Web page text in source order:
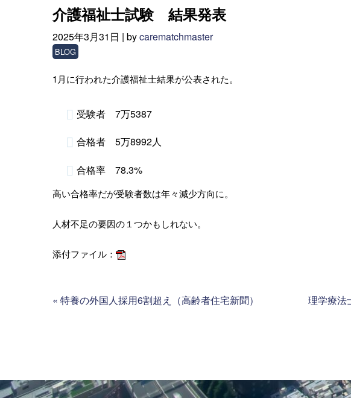
介護福祉士試験 結果発表
2025年3月31日 | bycarematchmaster
BLOG
1月に行われた介護福祉士結果が公表された。
受験者 7万5387
合格者 5万8992人
合格率 78.3%
高い合格率だが受験者数は年々減少方向に。
人材不足の要因の１つかもしれない。
添付ファイル：
« 特養の外国人採用6割超え（高齢者住宅新聞）